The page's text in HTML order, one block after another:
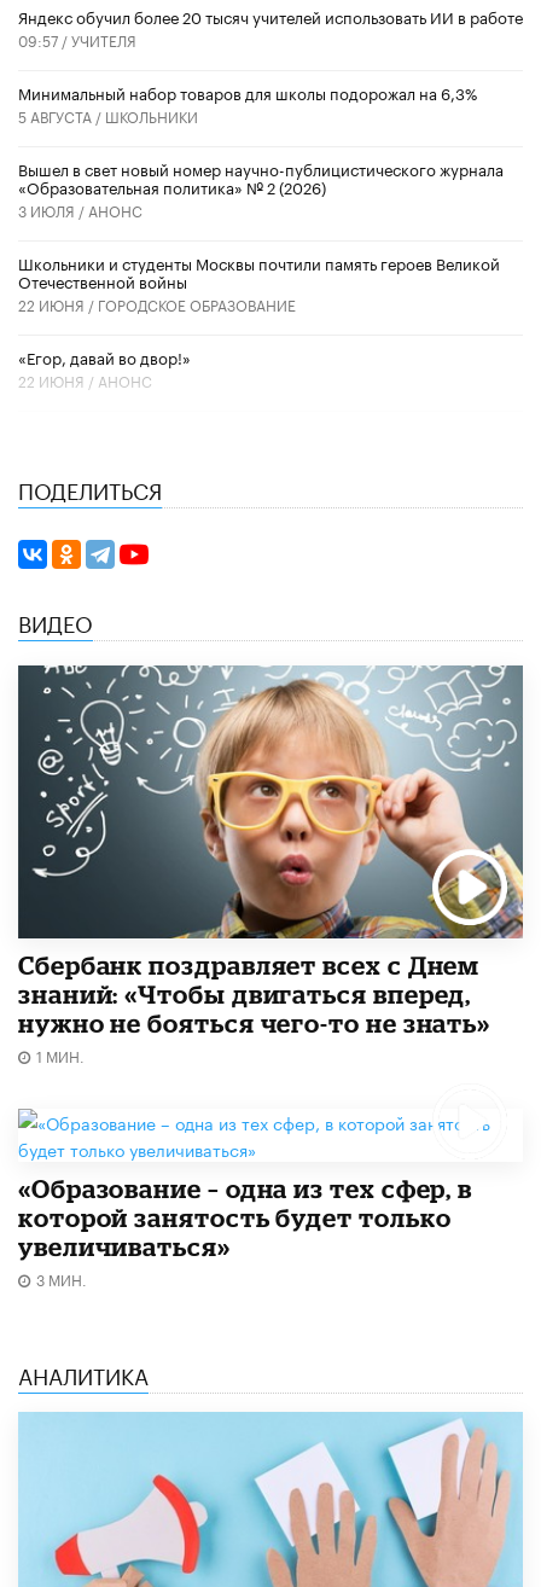
​Яндекс обучил более 20 тысяч учителей использовать ИИ в работе
09:57 /УЧИТЕЛЯ
Минимальный набор товаров для школы подорожал на 6,3%
5 АВГУСТА / ШКОЛЬНИКИ
Вышел в свет новый номер научно-публицистического журнала
«Образовательная политика» № 2 (2026)
3 ИЮЛЯ / АНОНС
Школьники и студенты Москвы почтили память героев Великой
Отечественной войны
22 ИЮНЯ / ГОРОДСКОЕ ОБРАЗОВАНИЕ
«Егор, давай во двор!»
22 ИЮНЯ / АНОНС
ПОДЕЛИТЬСЯ
ВИДЕО
Сбербанк поздравляет всех с Днем
знаний: «Чтобы двигаться вперед,
нужно не бояться чего-то не знать»
1 МИН.
«Образование – одна из тех сфер, в
которой занятость будет только
увеличиваться»
3 МИН.
АНАЛИТИКА